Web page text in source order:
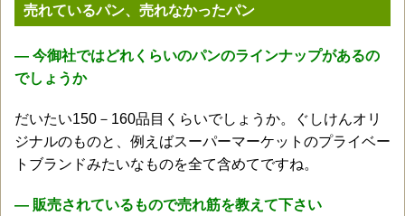
売れているパン、売れなかったパン
― 今御社ではどれくらいのパンのラインナップがあるの
でしょうか
だいたい150－160品目くらいでしょうか。ぐしけんオリ
ジナルのものと、例えばスーパーマーケットのプライベー
トブランドみたいなものを全て含めてですね。
― 販売されているもので売れ筋を教えて下さい